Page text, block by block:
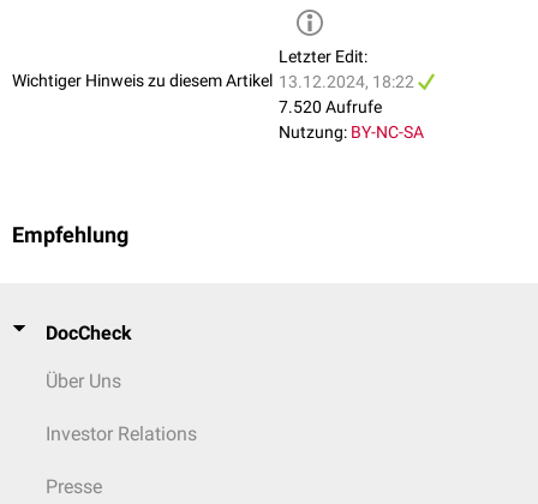
Wichtiger Hinweis zu diesem Artikel
Letzter Edit:
13.12.2024, 18:22
7.520 Aufrufe
Nutzung: BY-NC-SA
Empfehlung
DocCheck
Über Uns
Investor Relations
Presse